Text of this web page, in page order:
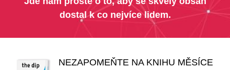
dostal k co nejvíce lidem.
NEZAPOMEŇTE NA KNIHU MĚSÍCE